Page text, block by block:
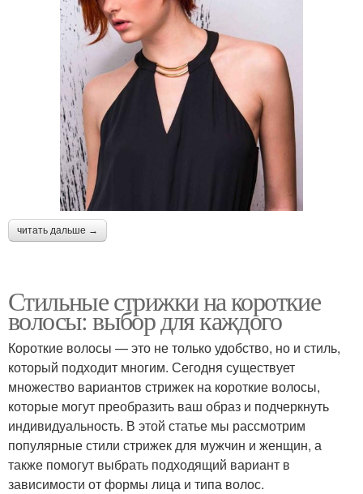
читать дальше →
Стильные стрижки на короткие
волосы: выбор для каждого
Короткие волосы — это не только удобство, но и стиль,
который подходит многим. Сегодня существует
множество вариантов стрижек на короткие волосы,
которые могут преобразить ваш образ и подчеркнуть
индивидуальность. В этой статье мы рассмотрим
популярные стили стрижек для мужчин и женщин, а
также помогут выбрать подходящий вариант в
зависимости от формы лица и типа волос.